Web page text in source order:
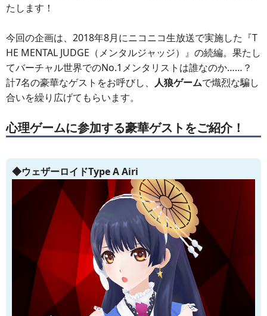
たします！
今回の企画は、2018年8月にニコニコ生放送で実施した『T
HE MENTAL JUDGE（メンタルジャッジ）』の続編。果たし
てバーチャル世界でのNo.1メンタリストは誰なのか……？
計7名の豪華なゲストをお呼びし、 人狼ゲームで熾烈な騙し
合いを繰り広げてもらいます。
心理ゲームに参加する豪華ゲストをご紹介！
◆ウェザーロイドType A Airi